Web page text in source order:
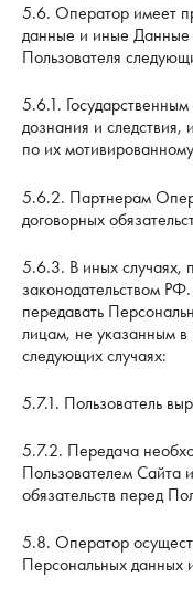
5.6. Оператор имеет
данные и иные Данные
Пользователя
5.6.1.
дознания и следствия,
по их
5.6.2. Партнерам
договорных
5.6.3. В иных случаях,
законодательством
передавать
лицам, не указанным
следующих случаях:
5.7.1. Пользователь
5.7.2. Передача
Пользователем Сайта
обязательств перед
5.8. Оператор
Персональных данных